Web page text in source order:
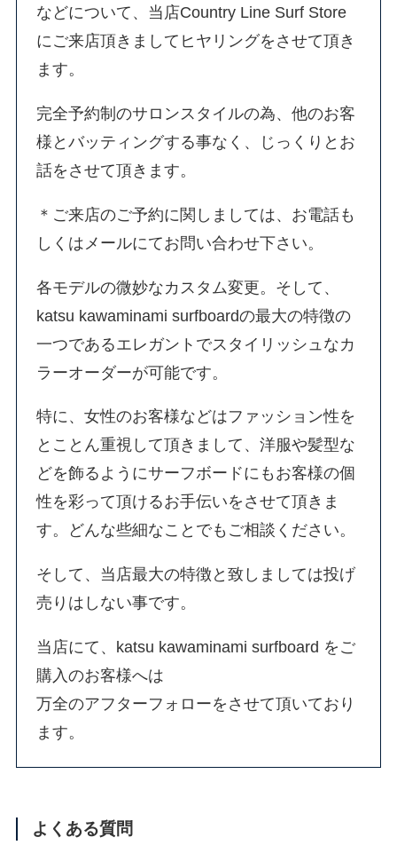
などについて、当店Country Line Surf Store
にご来店頂きましてヒヤリングをさせて頂き
ます。
完全予約制のサロンスタイルの為、他のお客
様とバッティングする事なく、じっくりとお
話をさせて頂きます。
＊ご来店のご予約に関しましては、お電話も
しくはメールにてお問い合わせ下さい。
各モデルの微妙なカスタム変更。そして、
katsu kawaminami surfboardの最大の特徴の
一つであるエレガントでスタイリッシュなカ
ラーオーダーが可能です。
特に、女性のお客様などはファッション性を
とことん重視して頂きまして、洋服や髪型な
どを飾るようにサーフボードにもお客様の個
性を彩って頂けるお手伝いをさせて頂きま
す。どんな些細なことでもご相談ください。
そして、当店最大の特徴と致しましては投げ
売りはしない事です。
当店にて、katsu kawaminami surfboard をご
購入のお客様へは
万全のアフターフォローをさせて頂いており
ます。
よくある質問